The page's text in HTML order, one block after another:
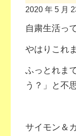
2020 年 5 月
自粛生活っ
やはりこれ
ふっとれま
う？」と不
サイモン＆